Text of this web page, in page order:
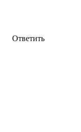
Ответить